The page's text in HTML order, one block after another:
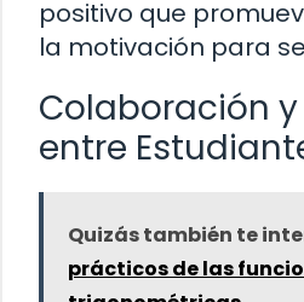
positivo que
la motivación para
Colaboración
entre
Quizás también te
prácticos de las